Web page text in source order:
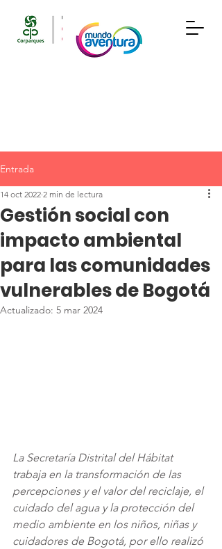
Entrada
Gestión social con
impacto ambiental
para las comunidades
vulnerables de Bogotá
14 oct 2022 2 min de lectura
Actualizado: 5 mar 2024
La Secretaría Distrital del Hábitat
trabaja en la transformación de las
percepciones y el valor del reciclaje, el
cuidado del agua y la protección del
medio ambiente en los niños, niñas y
cuidadores de Bogotá, por ello realizó